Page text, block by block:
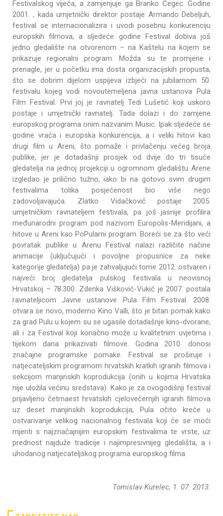
Festivalskog vijeća, a zamjenjuje ga Branko Čegec. Godine
2001. , kada umjetnički direktor postaje Armando Debeljuh,
festival se internacionalizira i uvodi posebnu konkurenciju
europskih filmova, a sljedeće godine Festival dobiva još
jedno gledalište na otvorenom – na Kaštelu na kojem se
prikazuje regionalni program. Možda su te promjene i
prenagle, jer u početku ima dosta organizacijskih propusta,
što se dobrim dijelom uspijeva izbjeći na jubilarnom 50.
festivalu kojeg vodi novoutemeljena javna ustanova Pula
Film Festival. Prvi joj je ravnatelj Tedi Lušetić koji uskoro
postaje i umjetnički ravnatelj. Tada dolazi i do zamjene
europskog programa onim nazvanim Music. Ipak sljedeće se
godine vraća i europska konkurencija, a i veliki hitovi kao
drugi film u Areni, što pomaže i privlačenju većeg broja
publike, jer je dotadašnji prosjek od dvije do tri tisuće
gledatelja na jednoj projekciji u ogromnom gledalištu Arene
izgledao je prilično tužno, iako bi na gotovo svim drugim
festivalima tolika posjećenost bio više nego
zadovoljavajuća. Zlatko Vidačković postaje 2005.
umjetničkim ravnateljem festivala, pa još jasnije profilira
međunarodni program pod nazivom Europolis-Meridijani, a
hitove u Areni kao PoPularni program. Boreći se za što veći
povratak publike u Arenu Festival nalazi različite načine
animacije (uključujući i povoljne propusnice za neke
kategorije gledatelja) pa je zahvaljujući tome 2012. ostvaren i
najveći broj gledatelja pulskog festivala u neovisnoj
Hrvatskoj – 78.300. Zdenka Višković-Vukić je 2007. postala
ravnateljicom Javne ustanove Pula Film Festival. 2008.
otvara se novo, moderno Kino Valli, što je bitan pomak kako
za grad Pulu u kojem su se ugasile dotadašnje kino-dvorane,
ali i za Festival koji konačno može u kvalitetnim uvjetima i
tijekom dana prikazivati filmove. Godina 2010. donosi
značajne programske pomake. Festival se proširuje i
natjecateljskim programom hrvatskih kratkih igranih filmova i
sekcijom manjinskih koprodukcija (onih u kojima Hrvatska
nije uložila većinu sredstava). Kako je za ovogodišnji festival
prijavljeno četrnaest hrvatskih cjelovečernjih igranih filmova
uz deset manjinskih koprodukcija, Pula očito kreće u
ostvarivanje velikog nacionalnog festivala koji će se moći
mjeriti s najznačajnijim europskim festivalima te vrste, uz
prednost najduže tradicije i najimpresivnijeg gledališta, a i
uhodanog natjecateljskog programa europskog filma.
Tomislav Kurelec, 1. 07. 2013.